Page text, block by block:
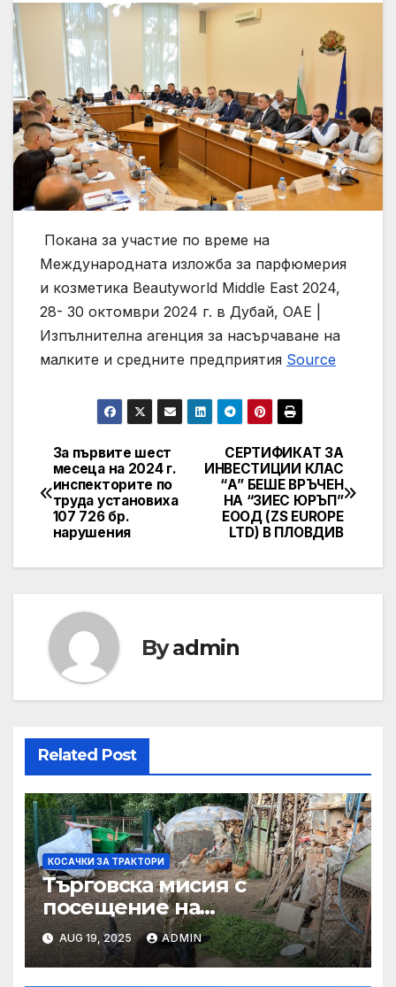
Покана за участие по време на
Международната изложба за парфюмерия
и козметика Beautyworld Middle East 2024,
28- 30 октомври 2024 г. в Дубай, ОАЕ |
Изпълнителна агенция за насърчаване на
малките и средните предприятия Source
Post
navigation
СЕРТИФИКАТ ЗА
ИНВЕСТИЦИИ КЛАС
“А” БЕШЕ ВРЪЧЕН
НА “ЗИЕС ЮРЪП”
ЕООД (ZS EUROPE
LTD) В ПЛОВДИВ
За първите шест
месеца на 2024 г.
инспекторите по
труда установиха
107 726 бр.
нарушения
Byadmin
Related Post
КОСАЧКИ ЗА ТРАКТОРИ
Търговска мисия с
посещение на
Mеждународния търговски
панаир CosmeticBusiness
2025
AUG 19, 2025 ADMIN